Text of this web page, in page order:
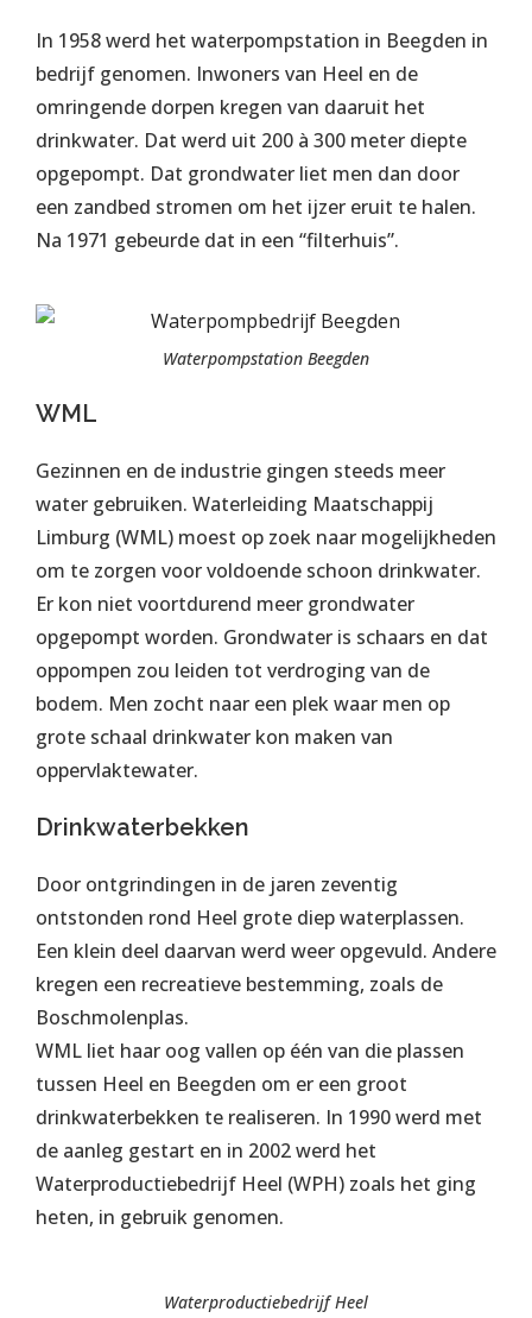
In 1958 werd het waterpompstation in Beegden in
bedrijf genomen. Inwoners van Heel en de
omringende dorpen kregen van daaruit het
drinkwater. Dat werd uit 200 à 300 meter diepte
opgepompt. Dat grondwater liet men dan door
een zandbed stromen om het ijzer eruit te halen.
Na 1971 gebeurde dat in een “filterhuis”.
Waterpompstation Beegden
WML
Gezinnen en de industrie gingen steeds meer
water gebruiken. Waterleiding Maatschappij
Limburg (WML) moest op zoek naar mogelijkheden
om te zorgen voor voldoende schoon drinkwater.
Er kon niet voortdurend meer grondwater
opgepompt worden. Grondwater is schaars en dat
oppompen zou leiden tot verdroging van de
bodem. Men zocht naar een plek waar men op
grote schaal drinkwater kon maken van
oppervlaktewater.
Drinkwaterbekken
Door ontgrindingen in de jaren zeventig
ontstonden rond Heel grote diep waterplassen.
Een klein deel daarvan werd weer opgevuld. Andere
kregen een recreatieve bestemming, zoals de
Boschmolenplas.
WML liet haar oog vallen op één van die plassen
tussen Heel en Beegden om er een groot
drinkwaterbekken te realiseren. In 1990 werd met
de aanleg gestart en in 2002 werd het
Waterproductiebedrijf Heel (WPH) zoals het ging
heten, in gebruik genomen.
Waterproductiebedrijf Heel